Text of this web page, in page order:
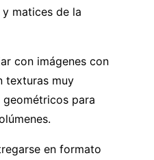
matices de la
con imágenes con
texturas muy
para
en formato